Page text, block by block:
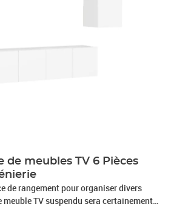
de meubles TV 6 Pièces
de rangement pour organiser divers
meuble TV suspendu sera certainement